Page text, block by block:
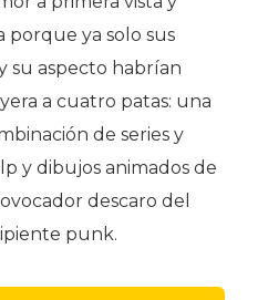
porque ya solo sus
su aspecto habrían
a cuatro patas: una
de series y
y dibujos animados de
descaro del
punk.